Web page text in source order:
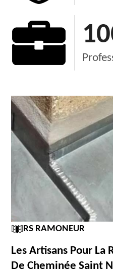
RS RAMONEUR
Les Artisans Pour La
De Cheminée Saint